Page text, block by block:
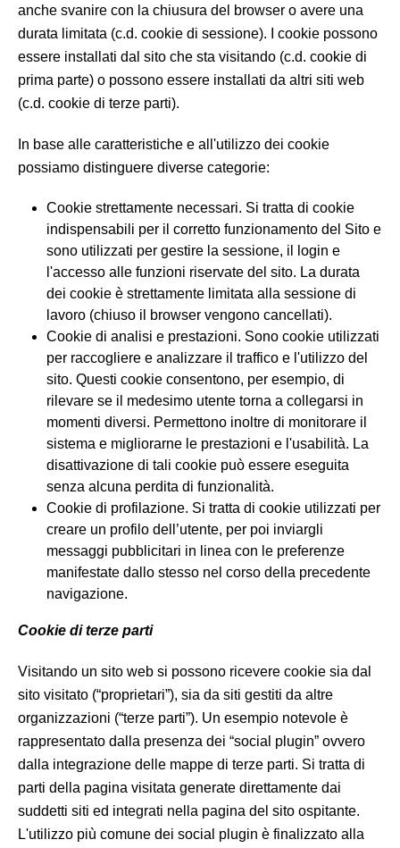
anche svanire con la chiusura del browser o avere una
durata limitata (c.d. cookie di sessione). I cookie possono
essere installati dal sito che sta visitando (c.d. cookie di
prima parte) o possono essere installati da altri siti web
(c.d. cookie di terze parti).
In base alle caratteristiche e all'utilizzo dei cookie
possiamo distinguere diverse categorie:
Cookie strettamente necessari. Si tratta di cookie
indispensabili per il corretto funzionamento del Sito e
sono utilizzati per gestire la sessione, il login e
l'accesso alle funzioni riservate del sito. La durata
dei cookie è strettamente limitata alla sessione di
lavoro (chiuso il browser vengono cancellati).
Cookie di analisi e prestazioni. Sono cookie utilizzati
per raccogliere e analizzare il traffico e l'utilizzo del
sito. Questi cookie consentono, per esempio, di
rilevare se il medesimo utente torna a collegarsi in
momenti diversi. Permettono inoltre di monitorare il
sistema e migliorarne le prestazioni e l'usabilità. La
disattivazione di tali cookie può essere eseguita
senza alcuna perdita di funzionalità.
Cookie di profilazione. Si tratta di cookie utilizzati per
creare un profilo dell’utente, per poi inviargli
messaggi pubblicitari in linea con le preferenze
manifestate dallo stesso nel corso della precedente
navigazione.
Cookie di terze parti
Visitando un sito web si possono ricevere cookie sia dal
sito visitato (“proprietari”), sia da siti gestiti da altre
organizzazioni (“terze parti”). Un esempio notevole è
rappresentato dalla presenza dei “social plugin” ovvero
dalla integrazione delle mappe di terze parti. Si tratta di
parti della pagina visitata generate direttamente dai
suddetti siti ed integrati nella pagina del sito ospitante.
L'utilizzo più comune dei social plugin è finalizzato alla